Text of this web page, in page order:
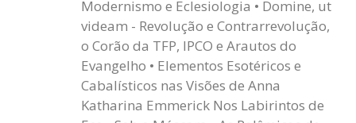
Modernismo e Eclesiologia • Domine, ut
videam - Revolução e Contrarrevolução,
o Corão da TFP, IPCO e Arautos do
Evangelho • Elementos Esotéricos e
Cabalísticos nas Visões de Anna
Katharina Emmerick Nos Labirintos de